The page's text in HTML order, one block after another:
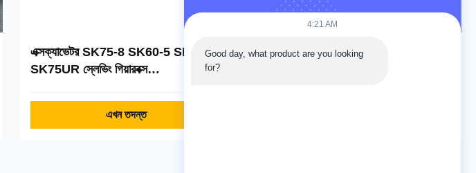
এক্সক্যাভেটর SK75-8 SK60-5 SK60-6
SK75UR স্লেভিং গিয়ারবক্স
এখন তদন্ত
JCB 802.7 803 804 SUPER PLUS
4:21 AM
Good day, what product are you looking
for?